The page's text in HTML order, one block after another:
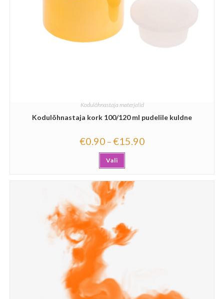
Kodulõhnastaja materjalid
Kodulõhnastaja kork 100/120 ml pudelile kuldne
€0.90 –€15.90
Vali